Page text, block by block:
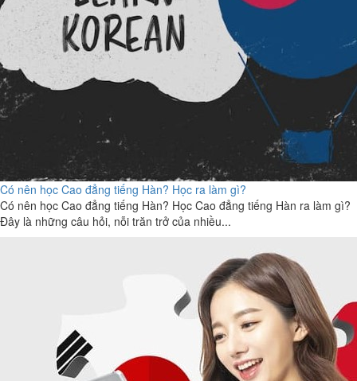
Có nên học Cao đẳng tiếng Hàn? Học ra làm gì?
Có nên học Cao đẳng tiếng Hàn? Học Cao đẳng tiếng Hàn ra làm gì?
Đây là những câu hỏi, nỗi trăn trở của nhiều...